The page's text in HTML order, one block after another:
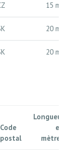
15 m
20 m
20 m
Code
postal
Longueur
en
mètres